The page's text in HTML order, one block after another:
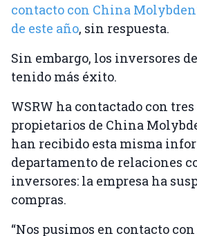
contacto con China
de este año, sin respuesta.
Sin embargo, los inversores
tenido más éxito.
WSRW ha contactado con tres
propietarios de China
han recibido esta misma
departamento de relaciones
inversores: la empresa ha
compras.
“Nos pusimos en contacto